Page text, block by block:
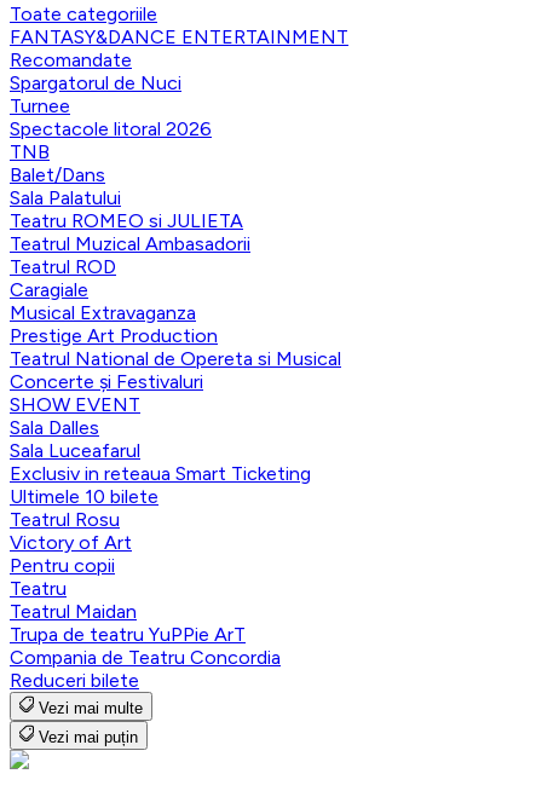
Toate categoriile
FANTASY&DANCE ENTERTAINMENT
Recomandate
Spargatorul de Nuci
Turnee
Spectacole litoral 2026
TNB
Balet/Dans
Sala Palatului
Teatru ROMEO si JULIETA
Teatrul Muzical Ambasadorii
Teatrul ROD
Caragiale
Musical Extravaganza
Prestige Art Production
Teatrul National de Opereta si Musical
Concerte și Festivaluri
SHOW EVENT
Sala Dalles
Sala Luceafarul
Exclusiv in reteaua Smart Ticketing
Ultimele 10 bilete
Teatrul Rosu
Victory of Art
Pentru copii
Teatru
Teatrul Maidan
Trupa de teatru YuPPie ArT
Compania de Teatru Concordia
Reduceri bilete
Vezi mai multe
Vezi mai puțin